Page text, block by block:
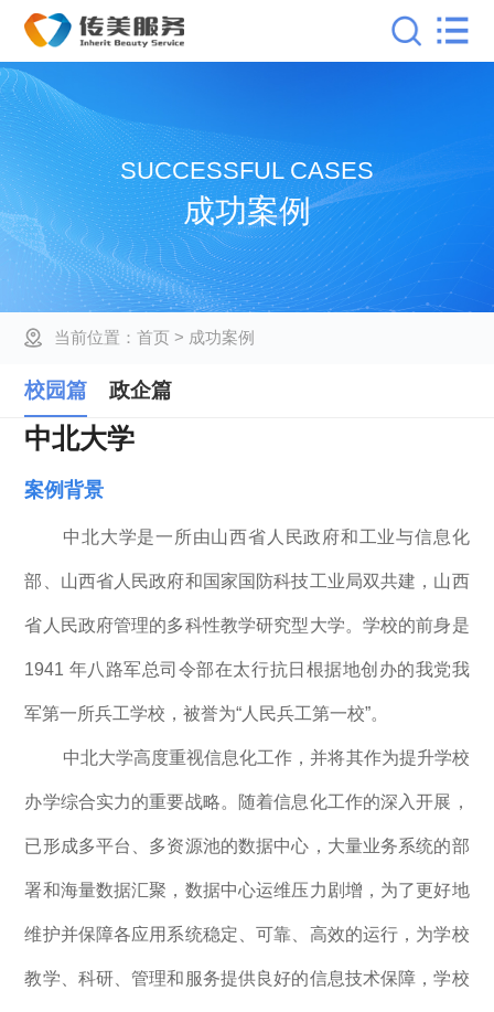
SUCCESSFUL CASES
成功案例
当前位置：首页 > 成功案例
校园篇 政企篇
中北大学
案例背景
中北大学是一所由山西省人民政府和工业与信息化
部、山西省人民政府和国家国防科技工业局双共建，山西
省人民政府管理的多科性教学研究型大学。学校的前身是
1941 年八路军总司令部在太行抗日根据地创办的我党我
军第一所兵工学校，被誉为“人民兵工第一校”。
中北大学高度重视信息化工作，并将其作为提升学校
办学综合实力的重要战略。随着信息化工作的深入开展，
已形成多平台、多资源池的数据中心，大量业务系统的部
署和海量数据汇聚，数据中心运维压力剧增，为了更好地
维护并保障各应用系统稳定、可靠、高效的运行，为学校
教学、科研、管理和服务提供良好的信息技术保障，学校